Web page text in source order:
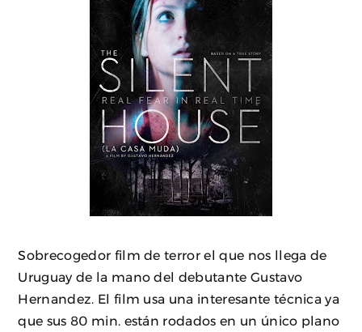
Sobrecogedor film de terror el que nos llega de
Uruguay de la mano del debutante Gustavo
Hernandez. El film usa una interesante técnica ya
que sus 80 min. están rodados en un único plano